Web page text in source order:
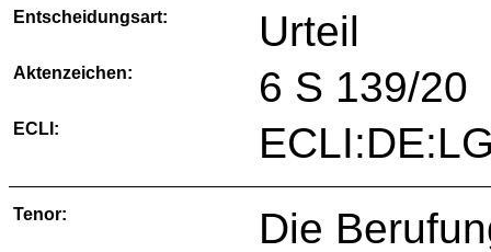
Entscheidungsart: Urteil
Aktenzeichen: 6 S 139/20
ECLI:
Tenor:
Die